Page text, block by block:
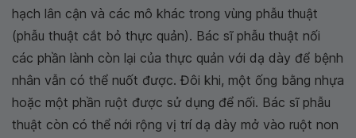
hạch lân cận và các mô khác trong vùng phẫu thuật
(phẫu thuật cắt bỏ thực quản). Bác sĩ phẫu thuật nối
các phần lành còn lại của thực quản với dạ dày để bệnh
nhân vẫn có thể nuốt được. Đôi khi, một ống bằng nhựa
hoặc một phần ruột được sử dụng để nối. Bác sĩ phẫu
thuật còn có thể nới rộng vị trí dạ dày mở vào ruột non